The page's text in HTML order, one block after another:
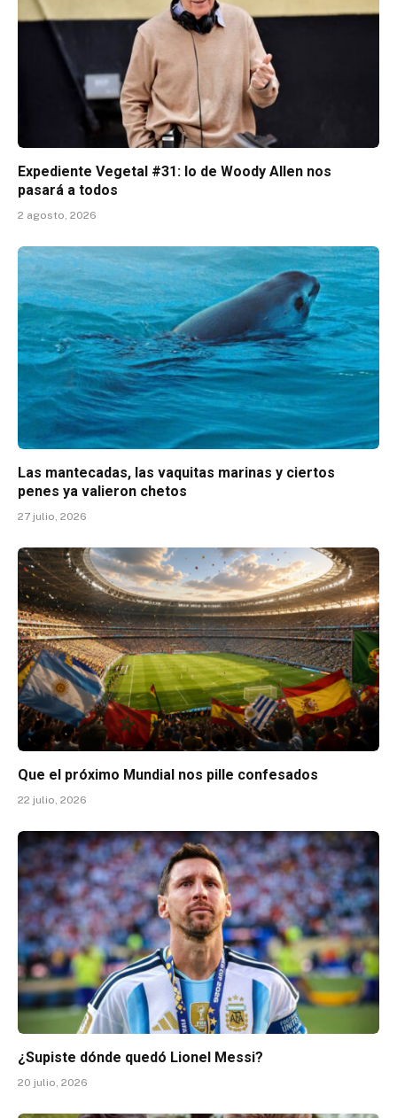
Expediente Vegetal #31: lo de Woody Allen nos
pasará a todos
2 agosto, 2026
Las mantecadas, las vaquitas marinas y ciertos
penes ya valieron chetos
27 julio, 2026
Que el próximo Mundial nos pille confesados
22 julio, 2026
¿Supiste dónde quedó Lionel Messi?
20 julio, 2026